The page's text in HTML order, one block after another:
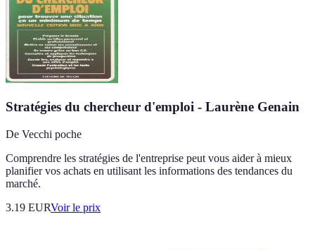
Stratégies du chercheur d'emploi - Laurène Genain
De Vecchi poche
Comprendre les stratégies de l'entreprise peut vous aider à mieux
planifier vos achats en utilisant les informations des tendances du
marché.
3.19 EURVoir le prix